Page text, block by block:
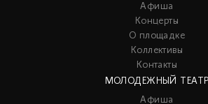
Афиша
Концерты
О площадке
Коллективы
Контакты
МОЛОДЕЖНЫЙ ТЕАТР
Афиша